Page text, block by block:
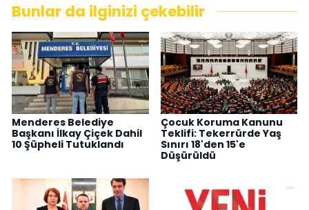
Bunlar da ilginizi çekebilir
Menderes Belediye
Başkanı İlkay Çiçek Dahil
10 Şüpheli Tutuklandı
Çocuk Koruma Kanunu
Teklifi: Tekerrürde Yaş
Sınırı 18'den 15'e
Düşürüldü